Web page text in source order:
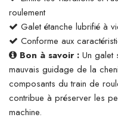
roulement
Galet étanche lubrifié à
Conforme aux
Bon à savoir : Un galet
mauvais guidage de la
composants du train de
contribue à préserver les
machine.